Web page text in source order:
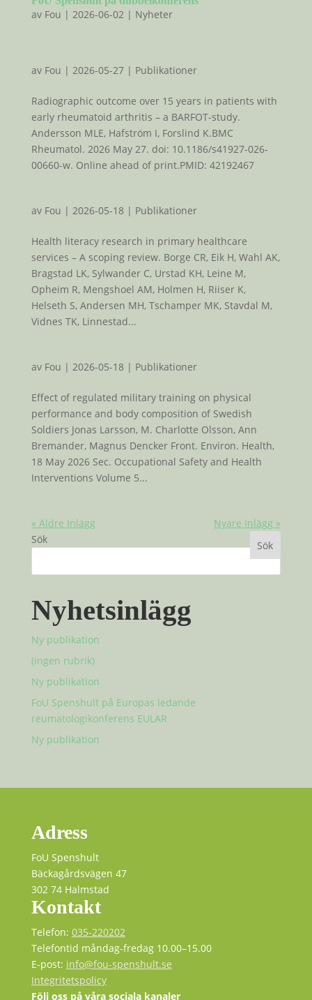
av Fou | 2026-06-02 | Nyheter
av Fou | 2026-05-27| Publikationer
Radiographic outcome over 15 years in patients with
early rheumatoid arthritis – a BARFOT-study.
Andersson MLE, Hafström I, Forslind K.BMC
Rheumatol. 2026 May 27. doi: 10.1186/s41927-026-
00660-w. Online ahead of print.PMID: 42192467
av Fou | 2026-05-18| Publikationer
Health literacy research in primary healthcare
services – A scoping review. Borge CR, Eik H, Wahl AK,
Bragstad LK, Sylwander C, Urstad KH, Leine M,
Opheim R, Mengshoel AM, Holmen H, Riiser K,
Helseth S, Andersen MH, Tschamper MK, Stavdal M,
Vidnes TK, Linnestad...
av Fou | 2026-05-18| Publikationer
Effect of regulated military training on physical
performance and body composition of Swedish
Soldiers Jonas Larsson, M. Charlotte Olsson, Ann
Bremander, Magnus Dencker Front. Environ. Health,
18 May 2026 Sec. Occupational Safety and Health
Interventions Volume 5...
« Äldre Inlägg
Nyare Inlägg »
Sök
Sök
Nyhetsinlägg
Ny publikation
(ingen rubrik)
Ny publikation
FoU Spenshult på Europas ledande
reumatologikonferens EULAR
Ny publikation
Adress
FoU Spenshult
Bäckagårdsvägen 47
302 74 Halmstad
Kontakt
Telefon: 035-220202
Telefontid måndag-fredag 10.00–15.00
E-post: info@fou-spenshult.se
Integritetspolicy
Följ oss på våra sociala kanaler